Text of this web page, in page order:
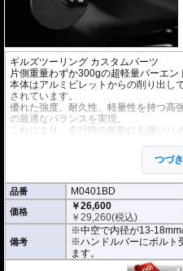
ギルズツーリング カスタムパーツ
片側重量わずか300gの超軽量バーエン
本体はアルミビレットからの削り出し
されています。
優れた強度、耐久性、軽量性を持つ高
の最適なバランスを実現。
これにより、走行時の振動にも強いハ
ミラーの角度や位置も調整が可能。視
※車検対応。
※1個単位での販売
※左右どちらにも使用できます。
※商品は汎用品となり、主に２系統の
(取付確認がされているものは下記の
つづ
品番 M0401BD
価格
￥26,600
￥29,260(税込)
備考
※中空で内径が13-18mm
※ハンドルバーにボルト
ます。